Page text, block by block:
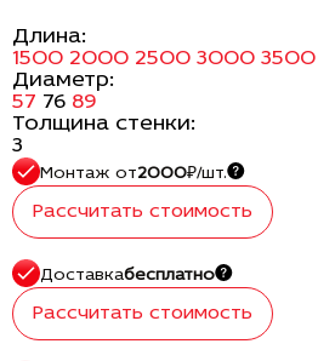
Длина:
1500 2000 2500 3000 3500
Диаметр:
57 76 89
Толщина стенки:
3
Монтаж от2000₽/шт.
Рассчитать стоимость
Доставкабесплатно
Рассчитать стоимость